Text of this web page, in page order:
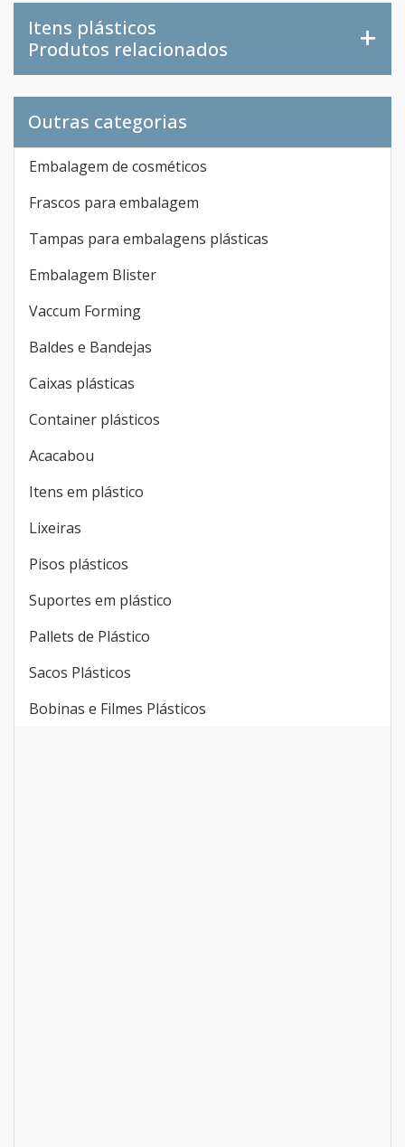
Itens plásticos
Produtos relacionados
Outras categorias
Embalagem de cosméticos
Frascos para embalagem
Tampas para embalagens plásticas
Embalagem Blister
Vaccum Forming
Baldes e Bandejas
Caixas plásticas
Container plásticos
Acacabou
Itens em plástico
Lixeiras
Pisos plásticos
Suportes em plástico
Pallets de Plástico
Sacos Plásticos
Bobinas e Filmes Plásticos